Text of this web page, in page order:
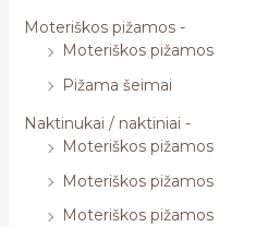
Moteriškos pižamos -
Moteriškos pižamos
Pižama šeimai
Naktinukai / naktiniai -
Moteriškos pižamos
Moteriškos pižamos
Moteriškos pižamos